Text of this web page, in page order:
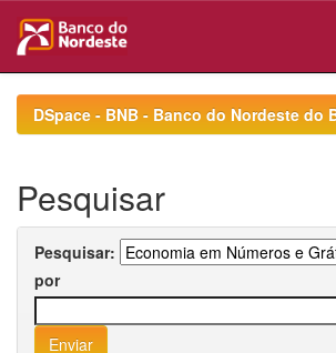
navigationDSpace - BNB - Banco do Nordeste do
Pesquisar
Pesquisar:
por